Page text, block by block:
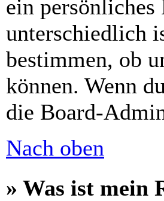
ein
unterschiedlich
bestimmen, ob
können. Wenn
die Board-
Nach oben
» Was ist mein